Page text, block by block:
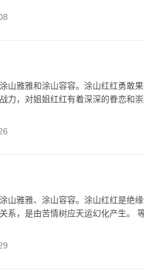
山雅雅和涂山容容。涂山红红勇敢
力，对姐姐红红有着深深的眷恋和
山雅雅、涂山容容。涂山红红是绝
系，是由苦情树应天运幻化产生。